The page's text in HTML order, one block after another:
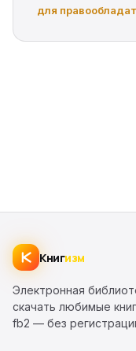
для
Книгизм
Электронная
скачать любимые
fb2 — без